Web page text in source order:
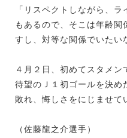
「リスペクトしながら、
もあるので、そこは年齢関
すし、対等な関係でいたい
４月２日、初めてスタメ
待望のＪ１初ゴールを決め
敗れ、悔しさをにじませて
（佐藤龍之介選手）